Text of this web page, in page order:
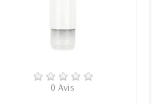
EN STOCK
0 Avis